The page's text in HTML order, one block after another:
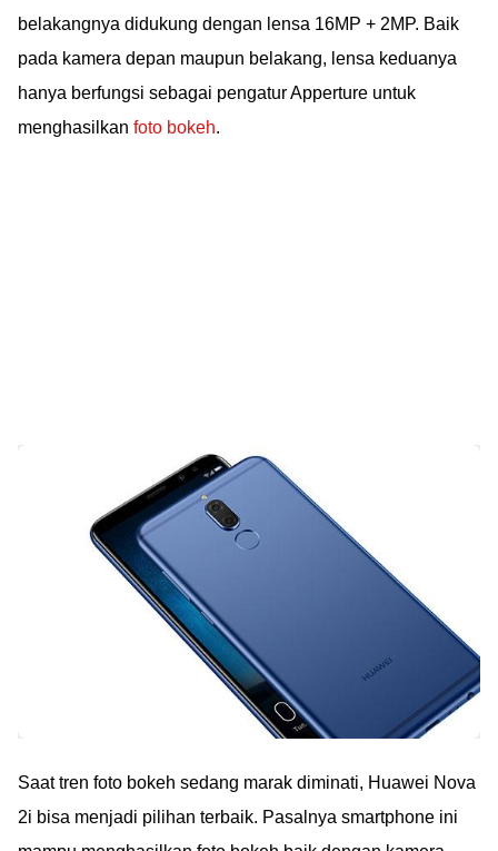
belakangnya didukung dengan lensa 16MP + 2MP. Baik
pada kamera depan maupun belakang, lensa keduanya
hanya berfungsi sebagai pengatur Apperture untuk
menghasilkan foto bokeh.
Saat tren foto bokeh sedang marak diminati, Huawei Nova
2i bisa menjadi pilihan terbaik. Pasalnya smartphone ini